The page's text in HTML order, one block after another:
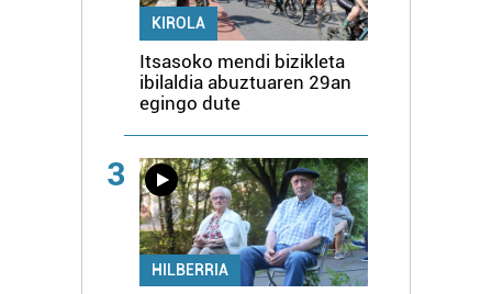
KIROLA
Itsasoko mendi bizikleta
ibilaldia abuztuaren 29an
egingo dute
3
HILBERRIA